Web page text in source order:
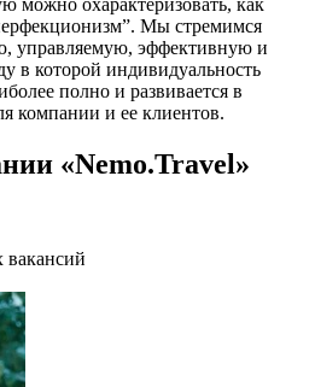
Мы стремимся
управляемую, эффективную и
в которой индивидуальность
полно и развивается в
компании и ее клиентов.
«Nemo.Travel»